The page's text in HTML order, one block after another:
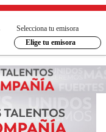
Selecciona tu emisora
Elige tu emisora